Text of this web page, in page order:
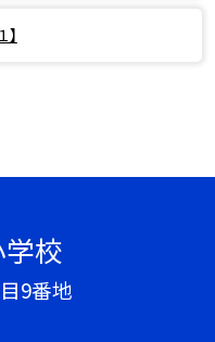
校
9番地